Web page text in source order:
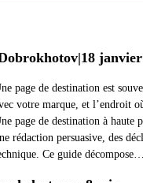
|18
page de destination est
votre marque, et l’endroit
page de destination à haute
rédaction persuasive, des
Ce guide décompose…